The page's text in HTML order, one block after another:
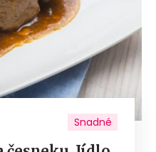
Snadné